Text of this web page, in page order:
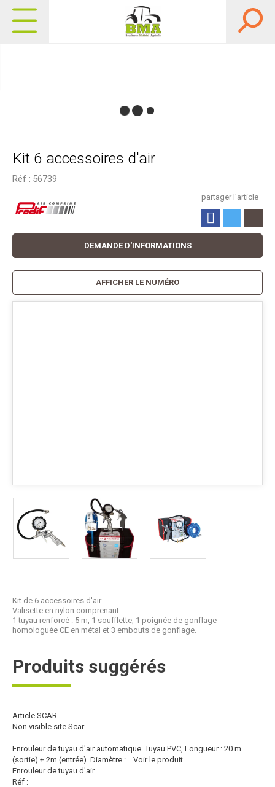
Kit 6 accessoires d'air
Réf : 56739
partager l'article
Kit de 6 accessoires d'air.
Valisette en nylon comprenant :
1 tuyau renforcé : 5 m, 1 soufflette, 1 poignée de gonflage
homologuée CE en métal et 3 embouts de gonflage.
DEMANDE D'INFORMATIONS
AFFICHER LE NUMÉRO
Produits suggérés
Article SCAR
Non visible site Scar
Enrouleur de tuyau d'air automatique. Tuyau PVC, Longueur : 20 m
(sortie) + 2m (entrée). Diamètre :... Voir le produit
Enrouleur de tuyau d'air
Réf :